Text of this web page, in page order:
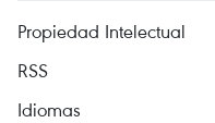
Propiedad Intelectual
RSS
Idiomas